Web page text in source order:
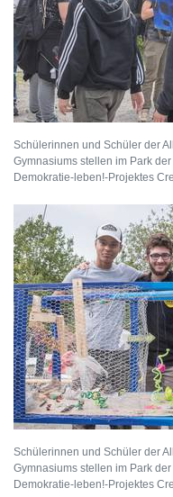
Schülerinnen und Schüler der
Gymnasiums stellen im Park
Demokratie-leben!-Projektes
Schülerinnen und Schüler der
Gymnasiums stellen im Park
Demokratie-leben!-Projektes